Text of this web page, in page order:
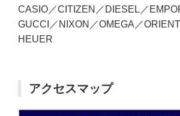
CASIO／CITIZEN／DIESEL／
GUCCI／NIXON／OMEGA／
HEUER
アクセスマップ